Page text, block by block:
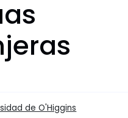
de O'Higgins